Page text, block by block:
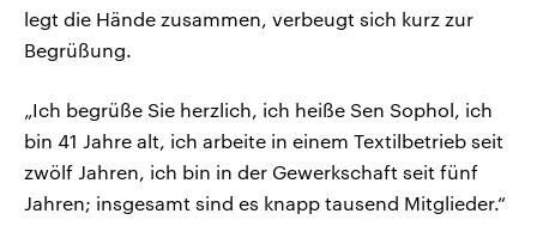
legt die Hände zusammen, verbeugt sich kurz zur
Begrüßung.
„Ich begrüße Sie herzlich, ich heiße Sen Sophol, ich
bin 41 Jahre alt, ich arbeite in einem Textilbetrieb seit
zwölf Jahren, ich bin in der Gewerkschaft seit fünf
Jahren; insgesamt sind es knapp tausend Mitglieder.“